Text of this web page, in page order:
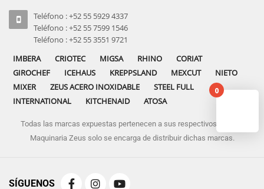
Teléfono : +52 55 5929 4337
Teléfono : +52 55 7599 1546
Teléfono : +52 55 3551 9721
IMBERA
CRIOTEC MIGSA RHINO
CORIAT
GIROCHEF
ICEHAUS KREPPSLAND MEXCUT
NIETO
MIXER
ZEUS ACERO INOXIDABLE
STEEL FULL
INTERNATIONAL
KITCHENAID ATOSA
Todas las marcas expuestas pertenecen a sus respectivos dueños
Maquinaria Zeus solo se encarga de distribuir dichas marcas.
SÍGUENOS
0